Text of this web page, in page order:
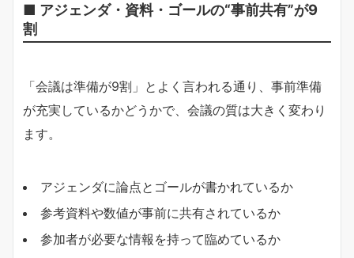
■ アジェンダ・資料・ゴールの“事前共有”が9
割
「会議は準備が9割」とよく言われる通り、事前準備
が充実しているかどうかで、会議の質は大きく変わり
ます。
アジェンダに論点とゴールが書かれているか
参考資料や数値が事前に共有されているか
参加者が必要な情報を持って臨めているか